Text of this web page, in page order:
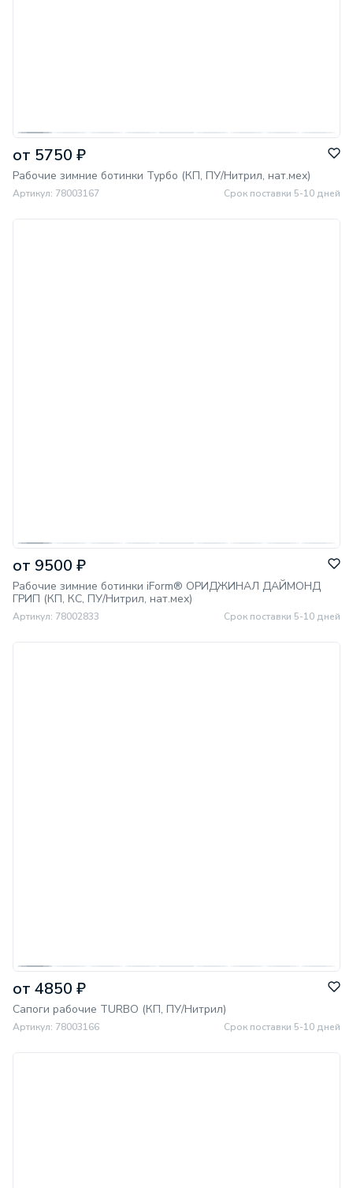
от 5750 ₽
Рабочие зимние ботинки Турбо (КП, ПУ/Нитрил, нат.мех)
Артикул: 78003167 Срок поставки 5-10 дней
от 9500 ₽
Рабочие зимние ботинки iForm® ОРИДЖИНАЛ ДАЙМОНД
ГРИП (КП, КС, ПУ/Нитрил, нат.мех)
Артикул: 78002833 Срок поставки 5-10 дней
от 4850 ₽
Сапоги рабочие TURBO (КП, ПУ/Нитрил)
Артикул: 78003166 Срок поставки 5-10 дней